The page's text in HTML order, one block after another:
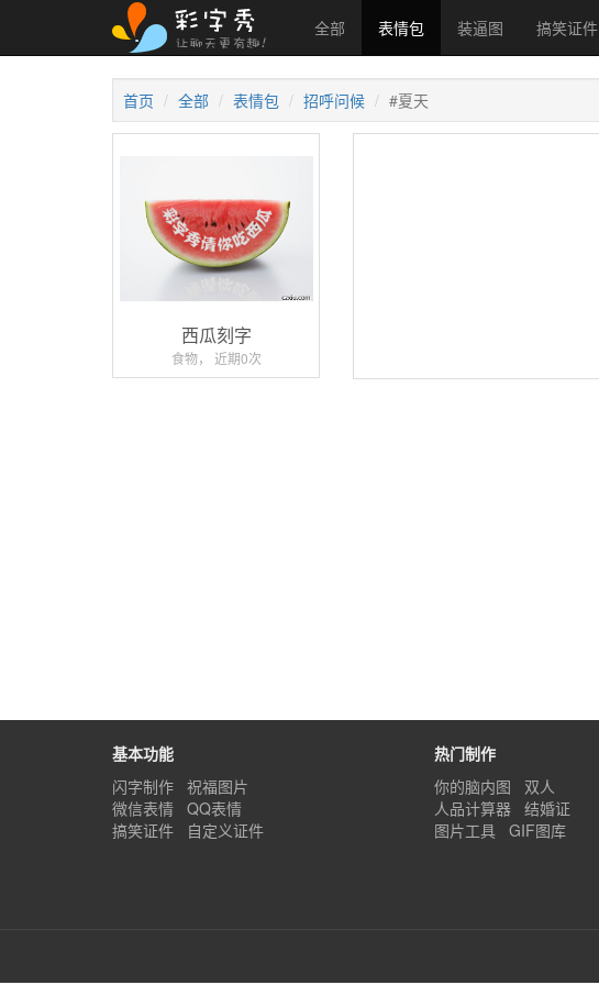
全部 表情包 装逼图 搞笑证件
首页 全部 表情包 招呼问候 #夏天
西瓜刻字
食物， 近期0次
基本功能
闪字制作
祝福图片
微信表情
QQ表情
搞笑证件
自定义证件
热门制作
你的脑内图
双人
人品计算器
结婚证
图片工具
GIF图库